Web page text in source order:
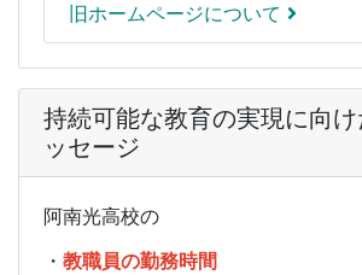
旧ホームページについて
持続可能な教育の実現に向け
ッセージ
阿南光高校の
・ 教職員の勤務時間